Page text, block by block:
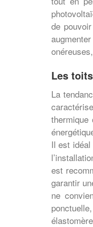
de
Les
La
thermique
Il est
est
garantir
ne